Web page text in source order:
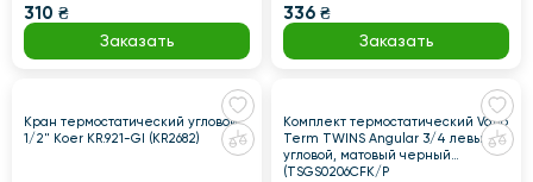
310 ₴
Заказать
336 ₴
Заказать
Кран термостатический угловой
1/2" Koer KR.921-GI (KR2682)
Комплект термостатический Vario
Term TWINS Angular 3/4 левый,
угловой, матовый черный
(TSGS0206CFK/P